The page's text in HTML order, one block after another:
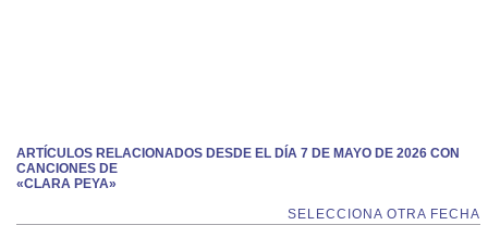
ARTÍCULOS RELACIONADOS DESDE EL DÍA 7 DE MAYO DE 2026 CON
CANCIONES DE
«CLARA PEYA»
SELECCIONA OTRA FECHA